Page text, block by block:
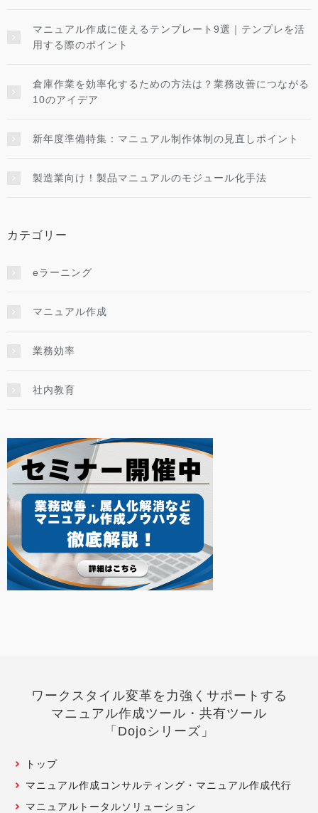
マニュアル作成に使えるテンプレート9選｜テンプレを活
用する際のポイント
倉庫作業を効率化するための方法は？業務改善につながる
10のアイデア
新年度準備特集：マニュアル制作体制の見直しポイント
製造業向け！製品マニュアルのモジュール化手法
カテゴリー
eラーニング
マニュアル作成
業務効率
社内教育
ワークスタイル変革を力強くサポートする
マニュアル作成ツール・共有ツール
「Dojoシリーズ」
トップ
マニュアル作成コンサルティング・マニュアル作成代行
マニュアルトータルソリューション